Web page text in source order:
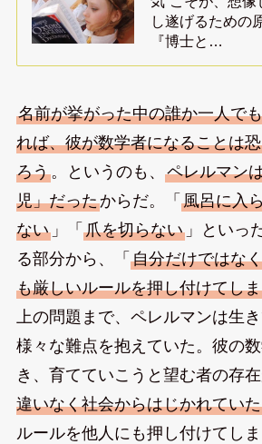
し遂げるための
『博士と…
名前が挙がった中の誰か一人で
れば、彼が数学者になることは
ろう。というのも、 ペレルマン
児」だったからだ。「 風呂に入
ない」「 爪を切らない」といっ
る部分から、「 自分だけではな
も厳しいルールを押し付けてし
上の問題まで、ペレルマンは生
様々な難点を抱えていた。彼の
き、育てていこうと望む者の存在
違いなく社会からはじかれていた
ルールを他人にも押し付けてし